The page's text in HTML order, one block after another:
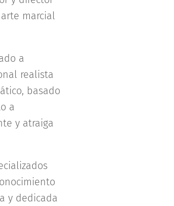
marcial
a
realista
basado
a
y atraiga
y dedicada